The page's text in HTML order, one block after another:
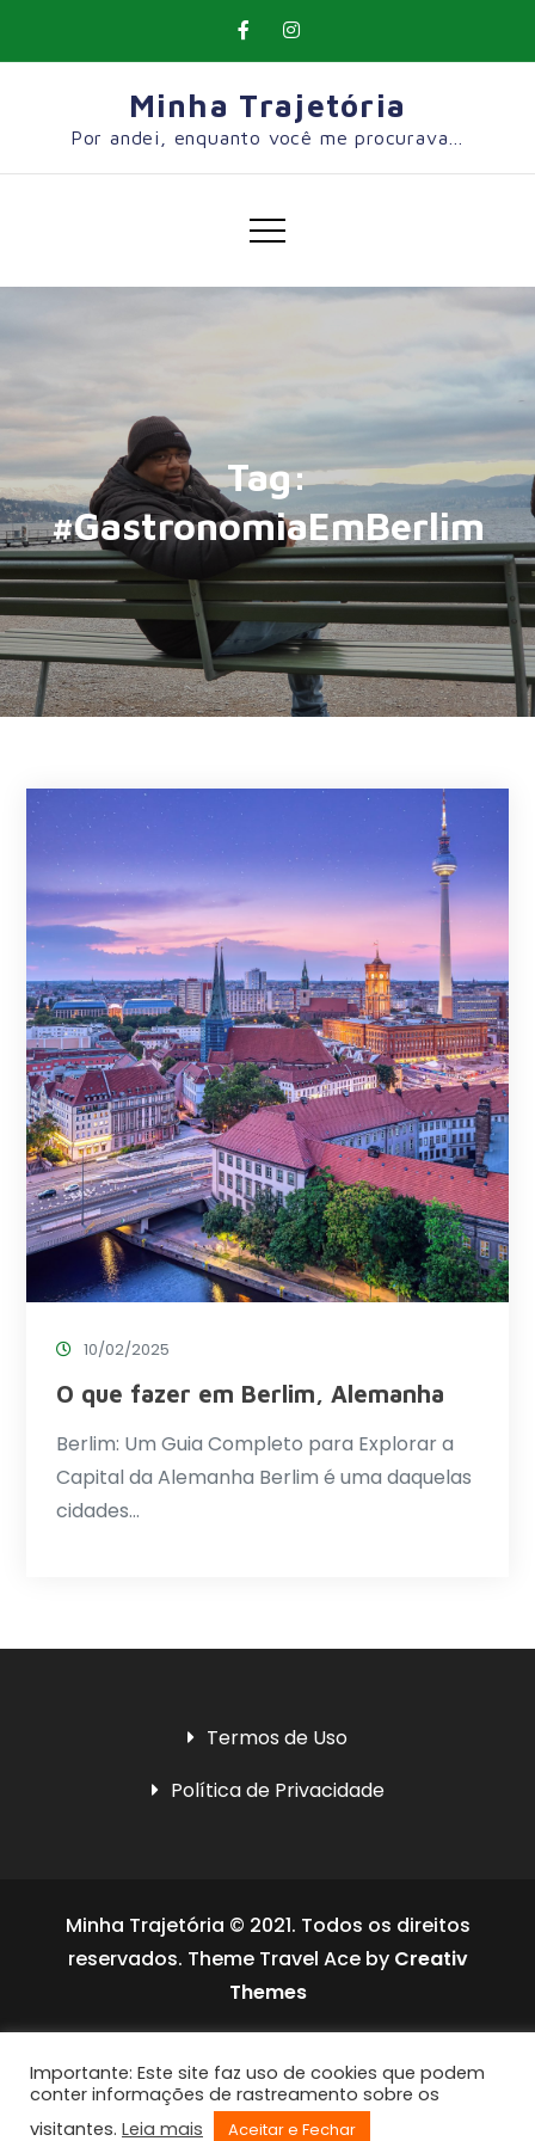
Minha Trajetória
Por andei, enquanto você me procurava…
Tag:
#GastronomiaEmBerlim
10/02/2025
O que fazer em Berlim, Alemanha
Berlim: Um Guia Completo para Explorar a
Capital da Alemanha Berlim é uma daquelas
cidades…
Termos de Uso
Política de Privacidade
Minha Trajetória © 2021. Todos os direitos
reservados. Theme Travel Ace by Creativ
Themes
Importante: Este site faz uso de cookies que podem
conter informações de rastreamento sobre os
visitantes. Leia mais Aceitar e Fechar
UltimatelySocial